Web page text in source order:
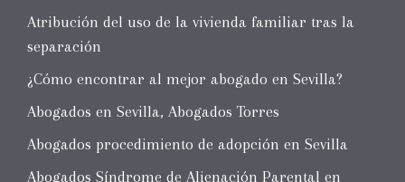
Atribución del uso de la vivienda familiar tras la
separación
¿Cómo encontrar al mejor abogado en Sevilla?
Abogados en Sevilla, Abogados Torres
Abogados procedimiento de adopción en Sevilla
Abogados Síndrome de Alienación Parental en